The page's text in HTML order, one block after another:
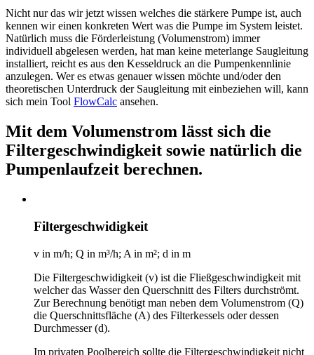
Nicht nur das wir jetzt wissen welches die stärkere Pumpe ist, auch
kennen wir einen konkreten Wert was die Pumpe im System leistet.
Natürlich muss die Förderleistung (Volumenstrom) immer
individuell abgelesen werden, hat man keine meterlange Saugleitung
installiert, reicht es aus den Kesseldruck an die Pumpenkennlinie
anzulegen. Wer es etwas genauer wissen möchte und/oder den
theoretischen Unterdruck der Saugleitung mit einbeziehen will, kann
sich mein Tool FlowCalc ansehen.
Mit dem Volumenstrom lässt sich die
Filtergeschwindigkeit sowie natürlich die
Pumpenlaufzeit berechnen.
Filtergeschwidigkeit
v in m/h; Q in m³/h; A in m²; d in m
Die Filtergeschwidigkeit (v) ist die Fließgeschwindigkeit mit
welcher das Wasser den Querschnitt des Filters durchströmt.
Zur Berechnung benötigt man neben dem Volumenstrom (Q)
die Querschnittsfläche (A) des Filterkessels oder dessen
Durchmesser (d).
Im privaten Poolbereich sollte die Filtergeschwindigkeit nicht